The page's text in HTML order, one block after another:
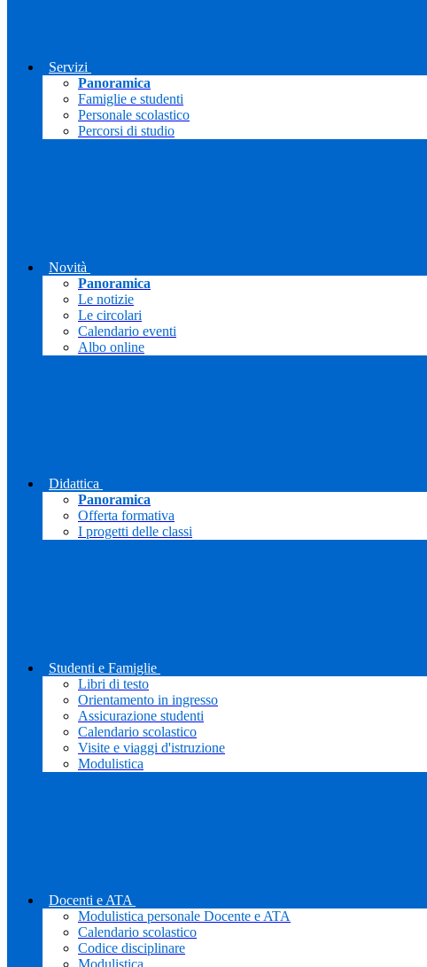
Servizi
Panoramica
Famiglie e studenti
Personale scolastico
Percorsi di studio
Novità
Panoramica
Le notizie
Le circolari
Calendario eventi
Albo online
Didattica
Panoramica
Offerta formativa
I progetti delle classi
Studenti e Famiglie
Libri di testo
Orientamento in ingresso
Assicurazione studenti
Calendario scolastico
Visite e viaggi d'istruzione
Modulistica
Docenti e ATA
Modulistica personale Docente e ATA
Calendario scolastico
Codice disciplinare